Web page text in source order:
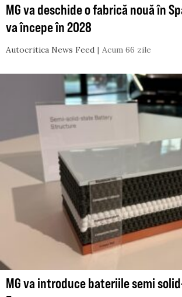
MG va deschide o fabrică nouă în
va începe în 2028
Autocritica News Feed Acum 66 zile
MG va introduce bateriile semi